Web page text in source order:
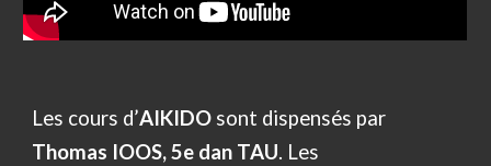
Les cours d’AIKIDO sont dispensés par
Thomas IOOS, 5e dan TAU. Les